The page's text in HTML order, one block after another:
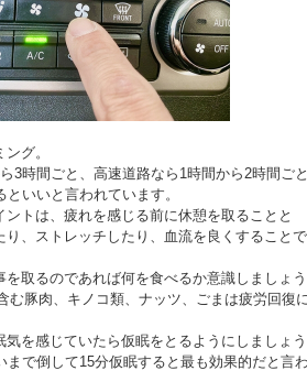
グ。
3時間ごと、高速道路なら1時間から2時間ご
いいと言われています。
ントは、疲れを感じる前に休憩を取ることと
り、ストレッチしたり、血流を良くすること
を取るのであれば何を食べるか意識しましょ
む豚肉、キノコ類、ナッツ、ごまは疲労回復
気を感じていたら仮眠をとるようにしましょ
まで倒して15分仮眠すると最も効果的だと言